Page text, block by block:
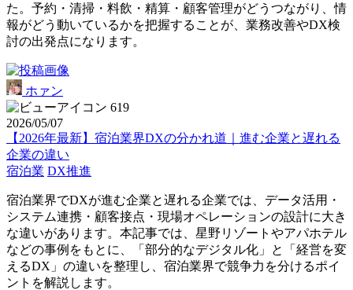
た。予約・清掃・料飲・精算・顧客管理がどうつながり、情
報がどう動いているかを把握することが、業務改善やDX検
討の出発点になります。
ホァン
619
2026/05/07
【2026年最新】宿泊業界DXの分かれ道｜進む企業と遅れる
企業の違い
宿泊業 DX推進
宿泊業界でDXが進む企業と遅れる企業では、データ活用・
システム連携・顧客接点・現場オペレーションの設計に大き
な違いがあります。本記事では、星野リゾートやアパホテル
などの事例をもとに、「部分的なデジタル化」と「経営を変
えるDX」の違いを整理し、宿泊業界で競争力を分けるポイ
ントを解説します。